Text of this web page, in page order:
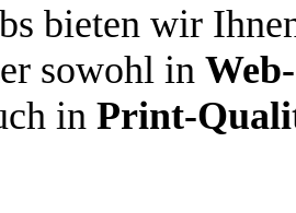
bieten wir
sowohl in
in Print-